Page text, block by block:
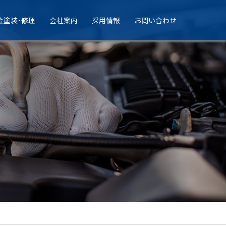
塗装･修理 会社案内 採用情報 お問い合わせ